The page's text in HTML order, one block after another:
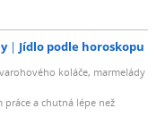
Jídlo podle horoskopu
koláče, marmelády
a chutná lépe než